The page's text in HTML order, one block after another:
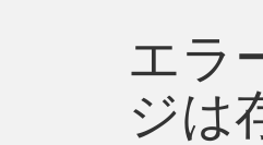
エラ
ジは